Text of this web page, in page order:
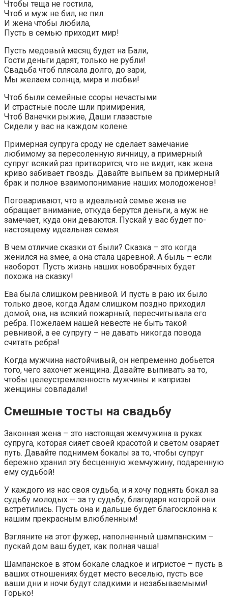
Чтобы теща не гостила,
Чтоб и муж не бил, не пил.
И жена чтобы любила,
Пусть в семью приходит мир!
Пусть медовый месяц будет на Бали,
Гости деньги дарят, только не рубли!
Свадьба чтоб плясала долго, до зари,
Мы желаем солнца, мира и любви!
Чтоб были семейные ссоры нечастыми
И страстные после шли примирения,
Чтоб Ванечки рыжие, Даши глазастые
Сидели у вас на каждом колене.
Примерная супруга сроду не сделает замечание
любимому за пересоленную яичницу, а примерный
супруг всякий раз притворится, что не видит, как жена
криво забивает гвоздь. Давайте выпьем за примерный
брак и полное взаимопонимание наших молодоженов!
Поговаривают, что в идеальной семье жена не
обращает внимание, откуда берутся деньги, а муж не
замечает, куда они деваются. Пускай у вас будет по-
настоящему идеальная семья.
В чем отличие сказки от были? Сказка – это когда
женился на змее, а она стала царевной. А быль – если
наоборот. Пусть жизнь наших новобрачных будет
похожа на сказку!
Ева была слишком ревнивой. И пусть в раю их было
только двое, когда Адам слишком поздно приходил
домой, она, на всякий пожарный, пересчитывала его
ребра. Пожелаем нашей невесте не быть такой
ревнивой, а ее супругу – не давать никогда повода
считать ребра!
Когда мужчина настойчивый, он непременно добьется
того, чего захочет женщина. Давайте выпивать за то,
чтобы целеустремленность мужчины и капризы
женщины совпадали!
Смешные тосты на свадьбу
Законная жена – это настоящая жемчужина в руках
супруга, которая сияет своей красотой и светом озаряет
путь. Давайте поднимем бокалы за то, чтобы супруг
бережно хранил эту бесценную жемчужину, подаренную
ему судьбой!
У каждого из нас своя судьба, и я хочу поднять бокал за
судьбу молодых — за ту судьбу, благодаря которой они
встретились. Пусть она и дальше будет благосклонна к
нашим прекрасным влюбленным!
Взгляните на этот фужер, наполненный шампанским –
пускай дом ваш будет, как полная чаша!
Шампанское в этом бокале сладкое и игристое – пусть в
ваших отношениях будет место веселью, пусть все
ваши дни и ночи будут сладкими и незабываемыми!
Горько!